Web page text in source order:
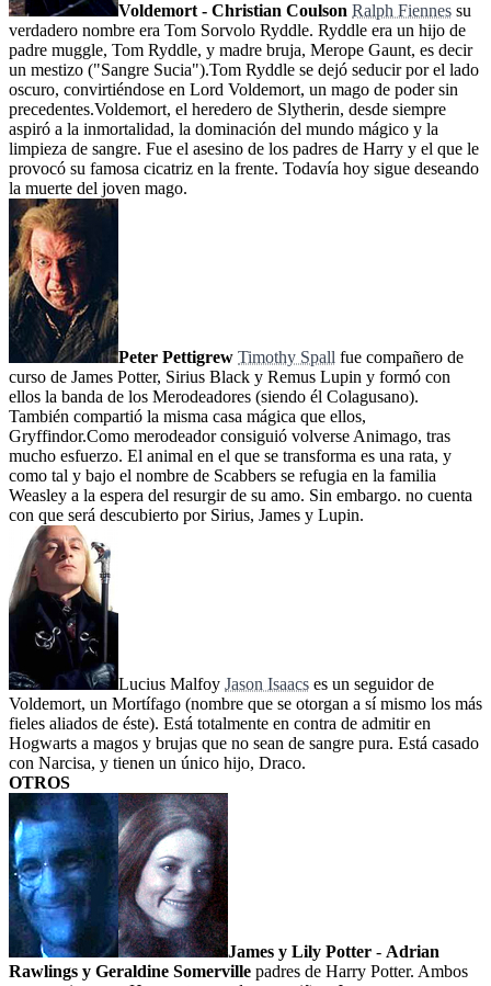
Voldemort - Christian Coulson Ralph Fiennes su
verdadero nombre era Tom Sorvolo Ryddle. Ryddle era un hijo de
padre muggle, Tom Ryddle, y madre bruja, Merope Gaunt, es decir
un mestizo ("Sangre Sucia").Tom Ryddle se dejó seducir por el lado
oscuro, convirtiéndose en Lord Voldemort, un mago de poder sin
precedentes.Voldemort, el heredero de Slytherin, desde siempre
aspiró a la inmortalidad, la dominación del mundo mágico y la
limpieza de sangre. Fue el asesino de los padres de Harry y el que le
provocó su famosa cicatriz en la frente. Todavía hoy sigue deseando
la muerte del joven mago.
Peter Pettigrew Timothy Spall fue compañero de
curso de James Potter, Sirius Black y Remus Lupin y formó con
ellos la banda de los Merodeadores (siendo él Colagusano).
También compartió la misma casa mágica que ellos,
Gryffindor.Como merodeador consiguió volverse Animago, tras
mucho esfuerzo. El animal en el que se transforma es una rata, y
como tal y bajo el nombre de Scabbers se refugia en la familia
Weasley a la espera del resurgir de su amo. Sin embargo. no cuenta
con que será descubierto por Sirius, James y Lupin.
Lucius Malfoy Jason Isaacs es un seguidor de
Voldemort, un Mortífago (nombre que se otorgan a sí mismo los más
fieles aliados de éste). Está totalmente en contra de admitir en
Hogwarts a magos y brujas que no sean de sangre pura. Está casado
con Narcisa, y tienen un único hijo, Draco.
OTROS
James y Lily Potter - Adrian
Rawlings y Geraldine Somerville padres de Harry Potter. Ambos